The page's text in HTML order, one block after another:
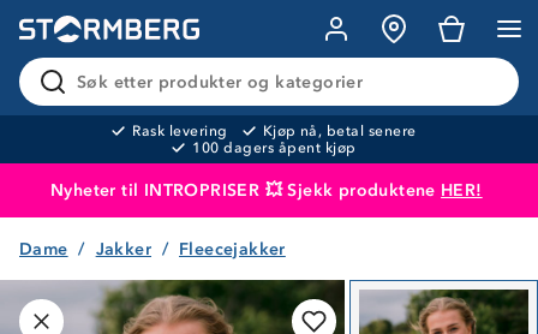
Søk etter produkter og kategorier
Rask levering
Kjøp nå, betal senere
100 dagers åpent kjøp
Nyheter til INTROPRISER 💥 Sjekk produktene HER!
Produktet er lagt i handlekurven
Dame Jakker Fleecejakker